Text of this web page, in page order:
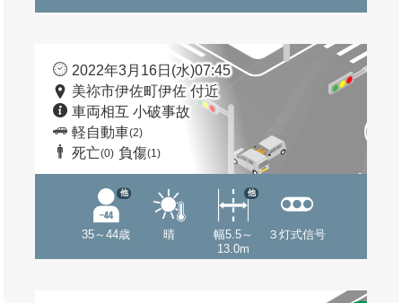
2022年3月16日(水)07:45
美祢市伊佐町伊佐 付近
車両相互 小破事故
軽自動車(2)
死亡(0) 負傷(1)
35～44歳
他
晴
幅5.5～
13.0m
他
３灯式信号